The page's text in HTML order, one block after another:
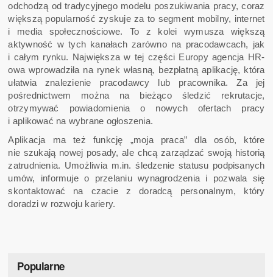
odchodzą od tradycyjnego modelu poszukiwania pracy, coraz
większą popularność zyskuje za to segment mobilny, internet
i media społecznościowe. To z kolei wymusza większą
aktywność w tych kanałach zarówno na pracodawcach, jak
i całym rynku. Największa w tej części Europy agencja HR-
owa wprowadziła na rynek własną, bezpłatną aplikację, która
ułatwia znalezienie pracodawcy lub pracownika. Za jej
pośrednictwem można na bieżąco śledzić rekrutacje,
otrzymywać powiadomienia o nowych ofertach pracy
i aplikować na wybrane ogłoszenia.
Aplikacja ma też funkcję „moja praca” dla osób, które
nie szukają nowej posady, ale chcą zarządzać swoją historią
zatrudnienia. Umożliwia m.in. śledzenie statusu podpisanych
umów, informuje o przelaniu wynagrodzenia i pozwala się
skontaktować na czacie z doradcą personalnym, który
doradzi w rozwoju kariery.
Popularne